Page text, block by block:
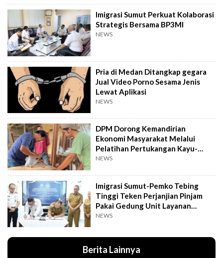
Imigrasi Sumut Perkuat Kolaborasi
Strategis Bersama BP3MI
NEWS
Pria di Medan Ditangkap gegara
Jual Video Porno Sesama Jenis
Lewat Aplikasi
NEWS
DPM Dorong Kemandirian
Ekonomi Masyarakat Melalui
Pelatihan Pertukangan Kayu-
Pelatihan UMKM
NEWS
Imigrasi Sumut-Pemko Tebing
Tinggi Teken Perjanjian Pinjam
Pakai Gedung Unit Layanan
Paspor
NEWS
Berita Lainnya